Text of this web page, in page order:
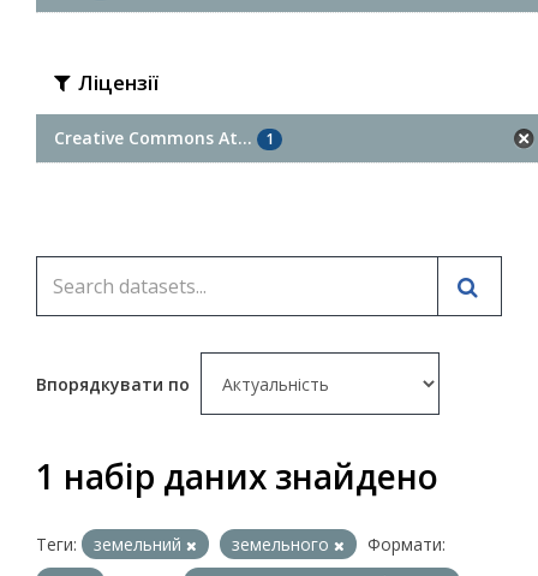
Ліцензії
Creative Commons At... 1
Впорядкувати по
1 набір даних знайдено
Теги: земельний земельного
Формати: